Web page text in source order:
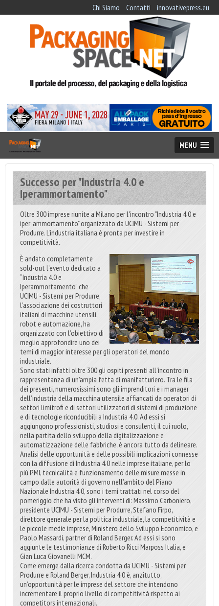
Chi Siamo Contatti innovativepress.eu
MENU
Successo per "Industria 4.0 e
Iperammortamento"
Oltre 300 imprese riunite a Milano per l'incontro "Industria 4.0 e
iper-ammortamento" organizzato da UCIMU - Sistemi per
Produrre. L'industria italiana è pronta per investire in
competitività.
È andato completamente
sold-out l’evento dedicato a
“Industria 4.0 e
Iperammortamento” che
UCIMU - Sistemi per Produrre,
l’associazione dei costruttori
italiani di macchine utensili,
robot e automazione, ha
organizzato con l’obiettivo di
meglio approfondire uno dei
temi di maggior interesse per gli operatori del mondo
industriale.
Sono stati infatti oltre 300 gli ospiti presenti all’incontro in
rappresentanza di un’ampia fetta di manifatturiero. Tra le fila
dei presenti, numerosissimi sono gli imprenditori e i manager
dell’industria della macchina utensile affiancati da operatori di
settori limitrofi e di settori utilizzatori di sistemi di produzione
e di tecnologie riconducibili a Industria 4.0. Ad essi si
aggiungono professionisti, studiosi e consulenti, il cui ruolo,
nella partita dello sviluppo della digitalizzazione e
automatizzazione delle fabbriche, è ancora tutto da delineare.
Analisi delle opportunità e delle possibili implicazioni connesse
con la diffusione di Industria 4.0 nelle imprese italiane, per lo
più PMI, tecnicalità e funzionamento delle misure messe in
campo dalle autorità di governo nell’ambito del Piano
Nazionale Industria 4.0, sono i temi trattati nel corso del
pomeriggio che ha visto gli interventi di: Massimo Carboniero,
presidente UCIMU - Sistemi per Produrre, Stefano Firpo,
direttore generale per la politica industriale, la competitività e
le piccole medie imprese, Ministero dello Sviluppo Economico, e
Paolo Massardi, partner di Roland Berger. Ad essi si sono
aggiunte le testimonianze di Roberto Ricci Marposs Italia, e
Gian Luca Giovanelli MCM.
Come emerge dalla ricerca condotta da UCIMU - Sistemi per
Produrre e Roland Berger, Industria 4.0 è, anzitutto,
un’opportunità per le imprese del settore che intendono
incrementare il proprio livello di competitività rispetto ai
competitors internazionali.